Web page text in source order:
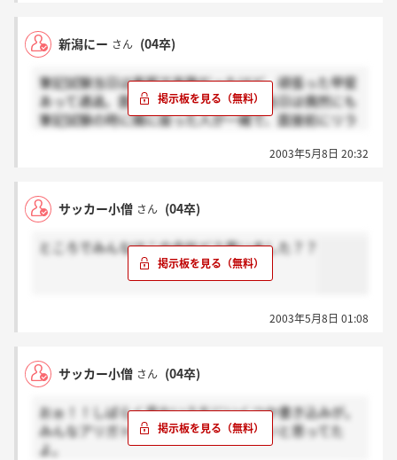
と言われてしまった・・・うわー（泣）
それにしても、人数少ないよねえ
一時から30分ずつだから一日8人
2日×8で16人で上越だけならここから10人
かあということを待合室で話してました。
新潟にー さん (04卒)
筆記試験当日は風邪で高熱だったけど、頑張った甲斐
あって通過。面接してきました。面接当日は偶然にも
筆記試験の時に隣に座った人が一緒で、面接前にリラ
ドで、ドモったりもしたけどなんとかクリアしました
2003年5月8日 20:32
サッカー小僧 さん (04卒)
ところでみんなはこの会社どう思いました？？
2003年5月8日 01:08
サッカー小僧 さん (04卒)
おぉ！！しばらく見ないうちにいくつか書き込みが。
みんなアリガトウ！このまま誰も来ないと思ってた
よ。